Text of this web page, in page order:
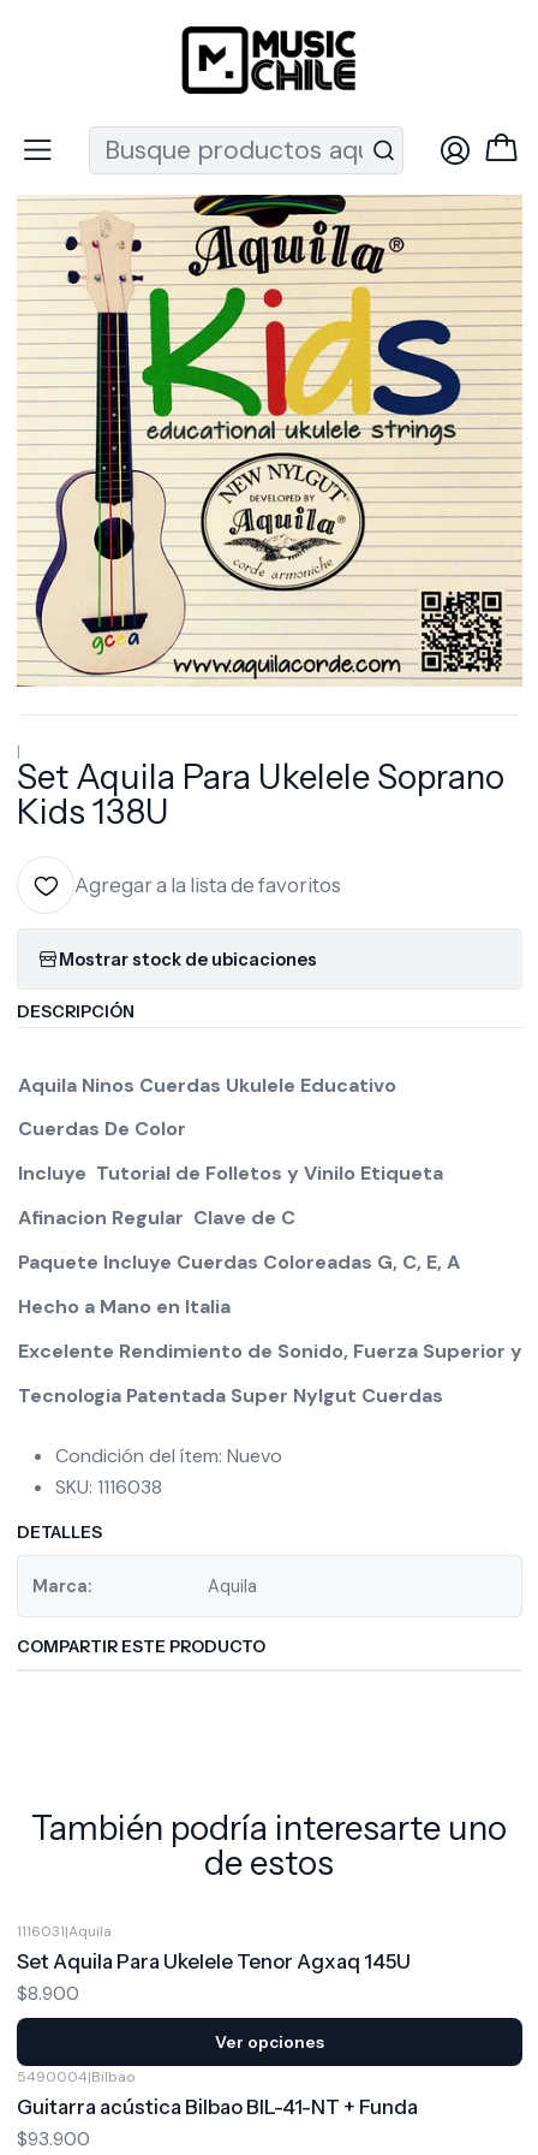
Recuerda que ahora nos puedes encontrar en el MUT
Instrumentos de Cuerda Ukeleles
|
Set Aquila Para Ukelele Soprano
Kids 138U
Agregar a la lista de favoritos
Mostrar stock de ubicaciones
DESCRIPCIÓN
Aquila Ninos Cuerdas Ukulele Educativo
Cuerdas De Color
Incluye Tutorial de Folletos y Vinilo Etiqueta
Afinacion Regular  Clave de C
Paquete Incluye Cuerdas Coloreadas G, C, E, A
Hecho a Mano en Italia
Excelente Rendimiento de Sonido, Fuerza Superior y
Tecnologia Patentada Super Nylgut Cuerdas
Condición del ítem: Nuevo
SKU: 1116038
DETALLES
Marca: Aquila
COMPARTIR ESTE PRODUCTO
También podría interesarte uno
de estos
1116031|Aquila
Set Aquila Para Ukelele Tenor Agxaq 145U
$8.900
Ver opciones
5490004|Bilbao
Guitarra acústica Bilbao BIL-41-NT + Funda
$93.900